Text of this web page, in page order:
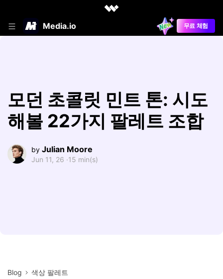
Media.io 무료 체험
모던 초콜릿 민트 톤: 시도
해볼 22가지 팔레트 조합
by Julian Moore
Jun 11, 26 ·15 min(s)
Blog
색상 팔레트